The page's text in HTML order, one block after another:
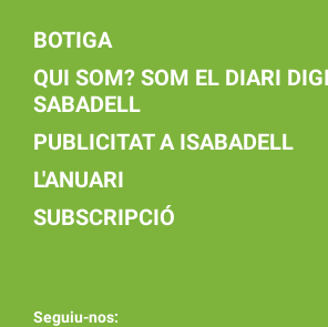
BOTIGA
QUI SOM? SOM EL DIARI
SABADELL
PUBLICITAT A ISABADELL
L'ANUARI
SUBSCRIPCIÓ
Seguiu-nos: